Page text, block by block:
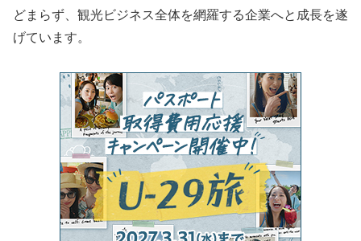
どまらず、観光ビジネス全体を網羅する企業へと成長を遂
げています。